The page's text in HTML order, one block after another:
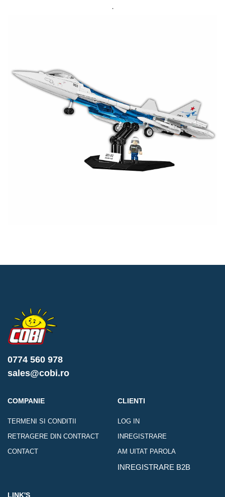
.
0774 560 978
sales@cobi.ro
COMPANIE
TERMENI SI CONDITII
RETRAGERE DIN CONTRACT
CONTACT
CLIENTI
LOG IN
INREGISTRARE
AM UITAT PAROLA
INREGISTRARE B2B
LINK'S